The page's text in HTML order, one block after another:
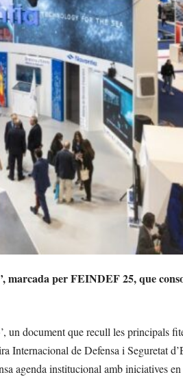
marcada per FEINDEF 25, que
un document que recull les principals
Internacional de Defensa i Seguretat
agenda institucional amb iniciatives